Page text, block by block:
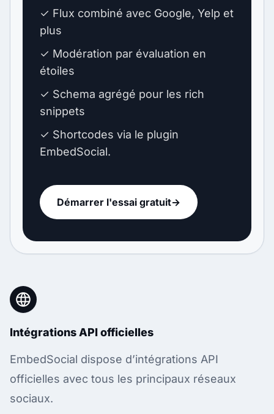
✓ Flux combiné avec Google, Yelp et
plus
✓ Modération par évaluation en
étoiles
✓ Schema agrégé pour les rich
snippets
✓ Shortcodes via le plugin
EmbedSocial.
Démarrer l'essai gratuit→
Intégrations API officielles
EmbedSocial dispose d’intégrations API
officielles avec tous les principaux réseaux
sociaux.